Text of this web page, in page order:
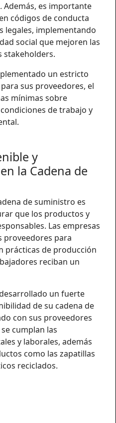
es importante
códigos de conducta
legales, implementando
social que mejoren las
stakeholders.
un estricto
sus proveedores, el
mínimas sobre
de trabajo y
y
la Cadena de
de suministro es
que los productos y
Las empresas
proveedores para
prácticas de producción
reciban un
un fuerte
de su cadena de
con sus proveedores
cumplan las
y laborales, además
como las zapatillas
reciclados.